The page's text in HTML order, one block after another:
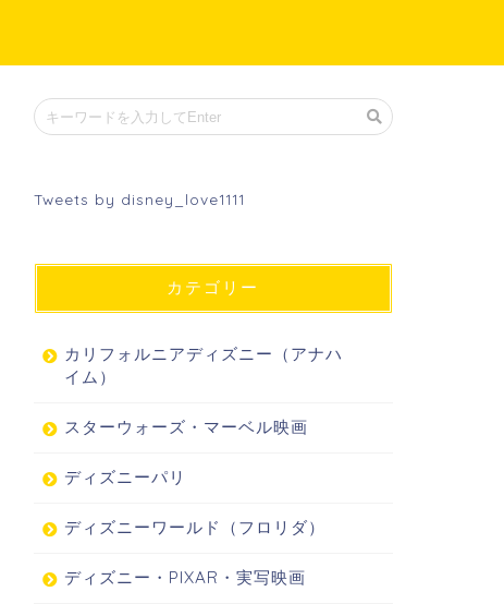
Tweets by disney_love1111
カテゴリー
カリフォルニアディズニー（アナハ
イム）
スターウォーズ・マーベル映画
ディズニーパリ
ディズニーワールド（フロリダ）
ディズニー・PIXAR・実写映画